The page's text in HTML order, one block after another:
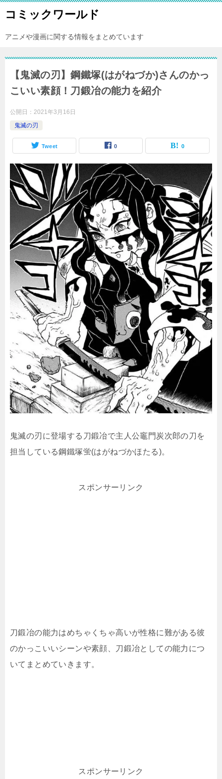
コミックワールド
アニメや漫画に関する情報をまとめています
【鬼滅の刃】鋼鐵塚(はがねづか)さんのかっ
こいい素顔！刀鍛冶の能力を紹介
公開日： 2021年3月16日
鬼滅の刃
Tweet 0 0
鬼滅の刃に登場する刀鍛冶で主人公竈門炭次郎の刀を
担当している鋼鐵塚蛍(はがねづかほたる)。
スポンサーリンク
刀鍛冶の能力はめちゃくちゃ高いが性格に難がある彼
のかっこいいシーンや素顔、刀鍛冶としての能力につ
いてまとめていきます。
スポンサーリンク